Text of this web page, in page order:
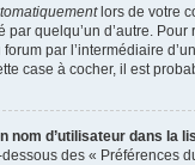
lors de votre
par quelqu’un d’autre.
par l’intermédiaire
case à cocher, il est
nom d’utilisateur dans la
des « Préférences